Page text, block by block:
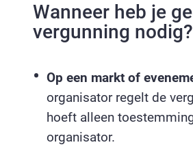
Wanneer heb je
vergunning nodig?
Op een markt of
organisator regelt de
hoeft alleen
organisator.